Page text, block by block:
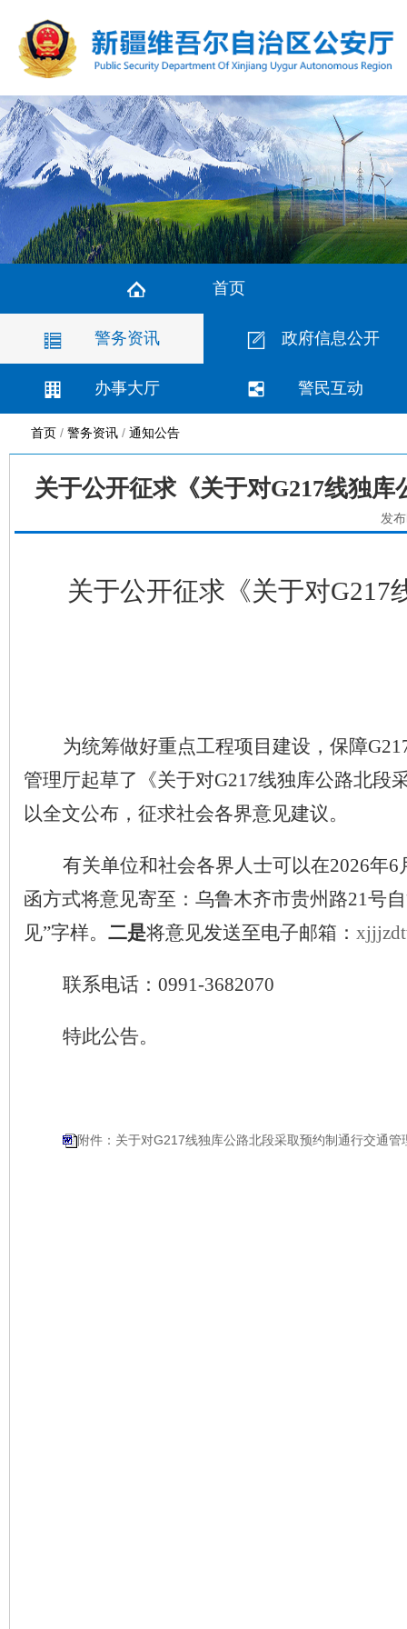
首页
警务资讯 政府信息公开
办事大厅 警民互动
首页 / 警务资讯 / 通知公告
关于公开征求《关于对G217线独
发
关于公开征求 《关于对G217
为统筹做好重点工程项目建设，保障
管理厅起草了 《关于对G217线独库公路北段
以全文公布，征求社会各界意见建议。
有关单位和社会各界人士可以在2026年6
函方式将意见寄至：乌鲁木齐市贵州路21号
见”字样。 二是将意见发送至电子邮箱：
联系电话： 0991-3682070
特此公告。
附件：关于对G217线独库公路北段采取预约制通行交通管